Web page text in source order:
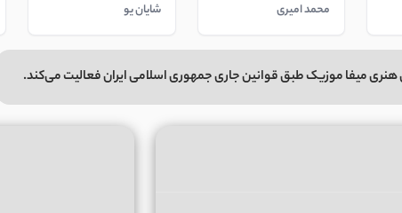
محمد امیری شایان یو
هنری میفا موزیک طبق قوانین جاری جمهوری اسلامی ایران فعالیت می‌کند.